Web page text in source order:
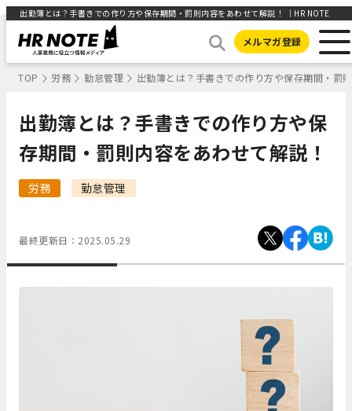
出勤簿とは？手書きでの作り方や保存期間・罰則内容をあわせて解説！ ｜HR NOTE
メルマガ登録
TOP 労務 勤怠管理 出勤簿とは？手書きでの作り方や保存期間・罰
出勤簿とは？手書きでの作り方や保
存期間・罰則内容をあわせて解説！
労務 勤怠管理
最終更新日： 2025.05.29